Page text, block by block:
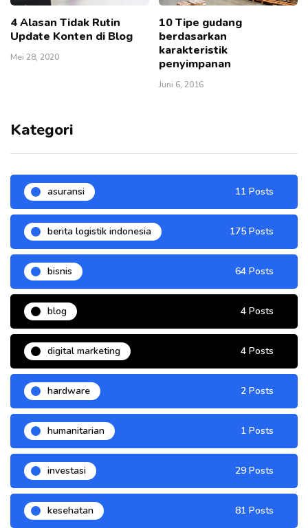
4 Alasan Tidak Rutin
Update Konten di Blog
Mei 28, 2020
10 Tipe gudang
berdasarkan
karakteristik
penyimpanan
Juni 6, 2016
Kategori
asuransi 11 Posts
berita logistik indonesia 175 Posts
bisnis 64 Posts
blog 4 Posts
digital marketing 4 Posts
hardware 2 Posts
humanitarian 1 Posts
investasi 29 Posts
kesehatan 81 Posts